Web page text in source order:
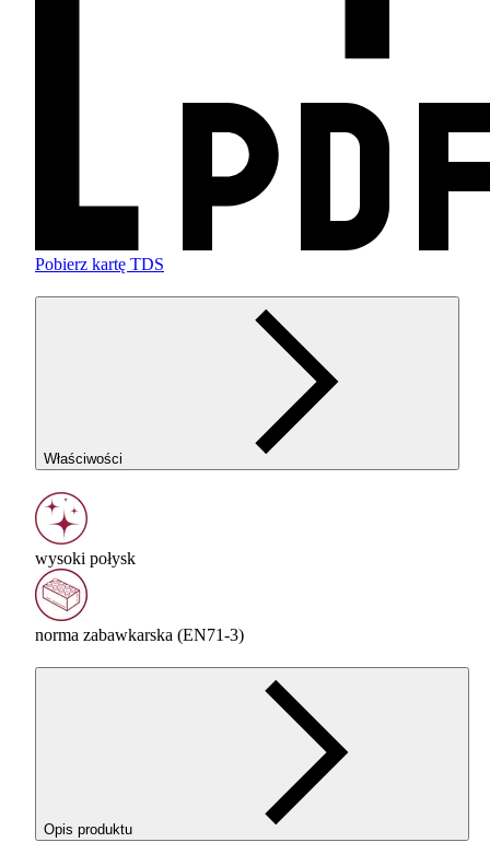
Pobierz kartę TDS
Właściwości
wysoki połysk
norma zabawkarska (EN71-3)
Opis produktu